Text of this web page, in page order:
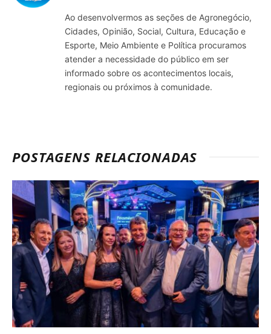
Ao desenvolvermos as seções de Agronegócio,
Cidades, Opinião, Social, Cultura, Educação e
Esporte, Meio Ambiente e Política procuramos
atender a necessidade do público em ser
informado sobre os acontecimentos locais,
regionais ou próximos à comunidade.
POSTAGENS RELACIONADAS